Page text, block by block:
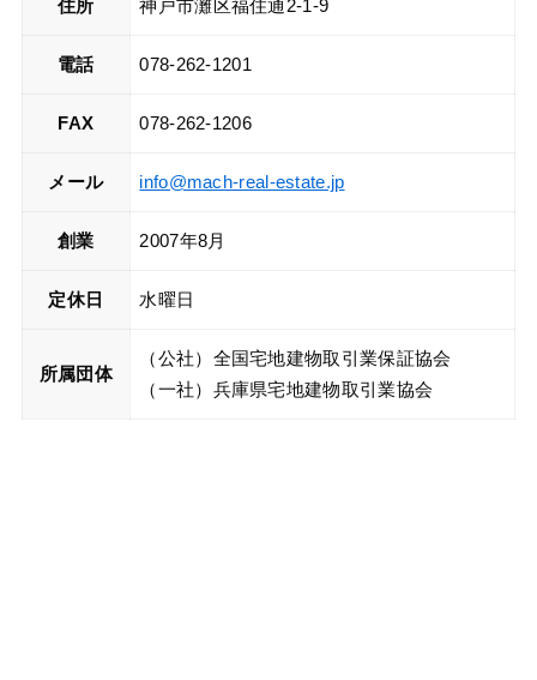
住所 神戸市灘区福住通2-1-9
電話 078-262-1201
FAX 078-262-1206
メール info@mach-real-estate.jp
創業 2007年8月
定休日 水曜日
所属団体
（公社）全国宅地建物取引業保証協会
（一社）兵庫県宅地建物取引業協会